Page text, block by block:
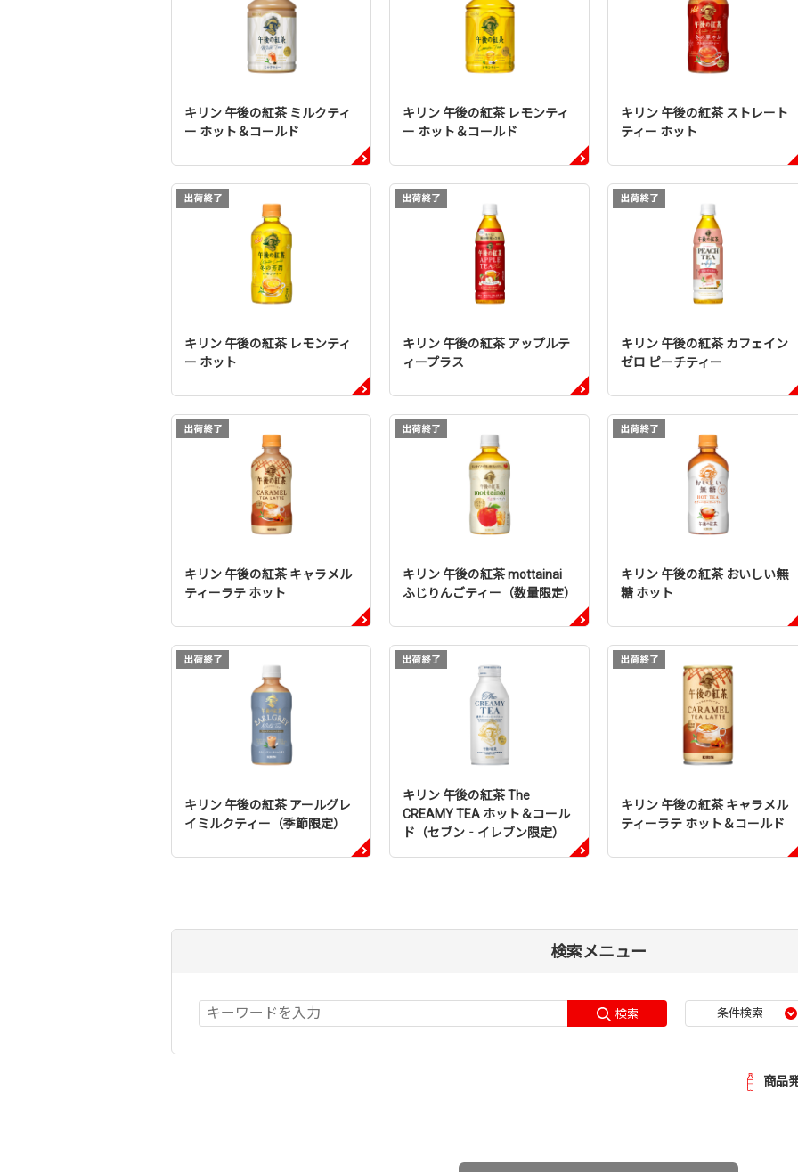
キリン 午後の紅茶 ミルクティ
ー ホット＆コールド
キリン 午後の紅茶 レモンティ
ー ホット＆コールド
キリン 午後の紅茶 ストレート
ティー ホット
キリン 午後の紅茶 レモンティ
ー ホット
キリン 午後の紅茶 アップルテ
ィープラス
キリン 午後の紅茶 カフェイン
ゼロ ピーチティー
キリン 午後の紅茶 キャラメル
ティーラテ ホット
キリン 午後の紅茶 mottainai
ふじりんごティー（数量限定）
キリン 午後の紅茶 おいしい無
糖 ホット
キリン 午後の紅茶 アールグレ
イミルクティー（季節限定）
キリン 午後の紅茶 The
CREAMY TEA ホット＆コール
ド（セブン‐イレブン限定）
キリン 午後の紅茶 キャラメル
ティーラテ ホット＆コールド
検索メニュー
検索 条件検索
商品